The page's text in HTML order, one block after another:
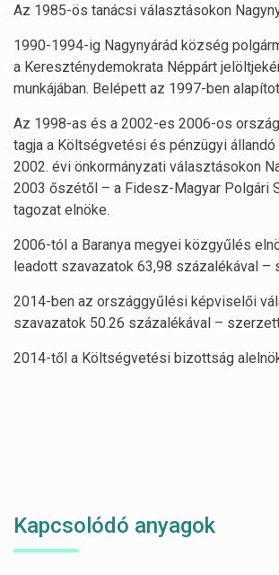
Az 1985-ös tanácsi választásokon
1990-1994-ig Nagynyárád község
a Kereszténydemokrata Néppárt
munkájában. Belépett az 1997-ben
Az 1998-as és a 2002-es 2006-os
tagja a Költségvetési és pénzügyi
2002. évi önkormányzati választásokon
2003 őszétől – a Fidesz-Magyar Polgári
tagozat elnöke.
2006-tól a Baranya megyei közgyűlés
leadott szavazatok 63,98 százalékával
2014-ben az országgyűlési képviselői
szavazatok 50.26 százalékával –
2014-től a Költségvetési bizottság
Kapcsolódó anyagok